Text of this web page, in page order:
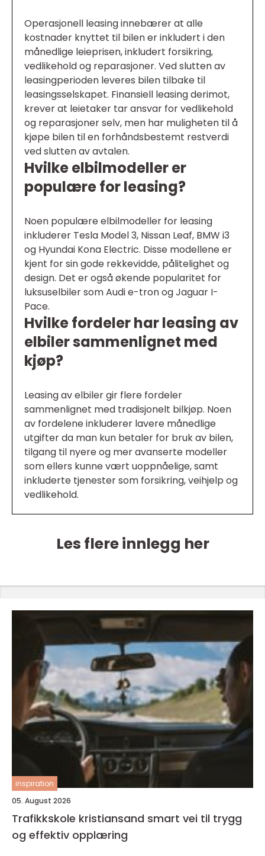
Operasjonell leasing innebærer at alle
kostnader knyttet til bilen er inkludert i den
månedlige leieprisen, inkludert forsikring,
vedlikehold og reparasjoner. Ved slutten av
leasingperioden leveres bilen tilbake til
leasingsselskapet. Finansiell leasing derimot,
krever at leietaker tar ansvar for vedlikehold
og reparasjoner selv, men har muligheten til å
kjøpe bilen til en forhåndsbestemt restverdi
ved slutten av avtalen.
Hvilke elbilmodeller er
populære for leasing?
Noen populære elbilmodeller for leasing
inkluderer Tesla Model 3, Nissan Leaf, BMW i3
og Hyundai Kona Electric. Disse modellene er
kjent for sin gode rekkevidde, pålitelighet og
design. Det er også økende popularitet for
luksuselbiler som Audi e-tron og Jaguar I-
Pace.
Hvilke fordeler har leasing av
elbiler sammenlignet med
kjøp?
Leasing av elbiler gir flere fordeler
sammenlignet med tradisjonelt bilkjøp. Noen
av fordelene inkluderer lavere månedlige
utgifter da man kun betaler for bruk av bilen,
tilgang til nyere og mer avanserte modeller
som ellers kunne vært uoppnåelige, samt
inkluderte tjenester som forsikring, veihjelp og
vedlikehold.
Les flere innlegg her
inspiration
05. August 2026
Trafikkskole kristiansand smart vei til trygg
og effektiv opplæring